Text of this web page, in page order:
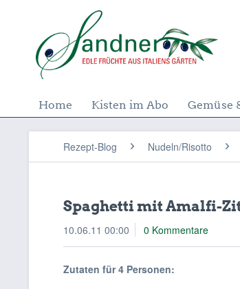
Home Kisten im Abo Gemüse
Rezept-Blog Nudeln/Risotto
Spaghetti mit Amalfi-
10.06.11 00:00 0 Kommentare
Zutaten für 4 Personen: